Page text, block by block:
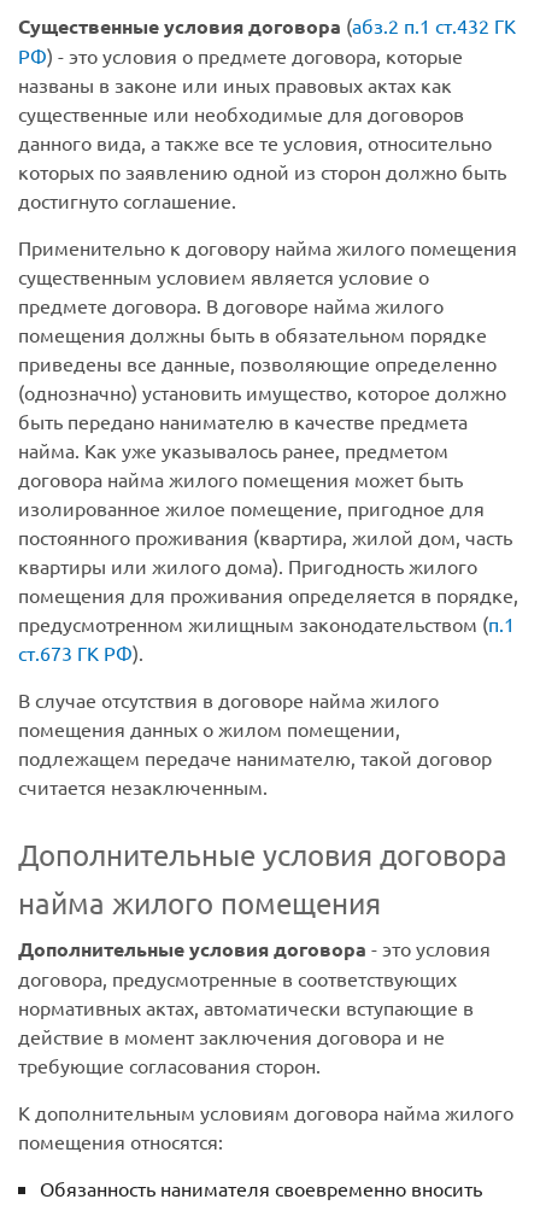
Существенные условия договора (абз.2 п.1 ст.432 ГК
РФ) - это условия о предмете договора, которые
названы в законе или иных правовых актах как
существенные или необходимые для договоров
данного вида, а также все те условия, относительно
которых по заявлению одной из сторон должно быть
достигнуто соглашение.
Применительно к договору найма жилого помещения
существенным условием является условие о
предмете договора. В договоре найма жилого
помещения должны быть в обязательном порядке
приведены все данные, позволяющие определенно
(однозначно) установить имущество, которое должно
быть передано нанимателю в качестве предмета
найма. Как уже указывалось ранее, предметом
договора найма жилого помещения может быть
изолированное жилое помещение, пригодное для
постоянного проживания (квартира, жилой дом, часть
квартиры или жилого дома). Пригодность жилого
помещения для проживания определяется в порядке,
предусмотренном жилищным законодательством (п.1
ст.673 ГК РФ).
В случае отсутствия в договоре найма жилого
помещения данных о жилом помещении,
подлежащем передаче нанимателю, такой договор
считается незаключенным.
Дополнительные условия договора
найма жилого помещения
Дополнительные условия договора - это условия
договора, предусмотренные в соответствующих
нормативных актах, автоматически вступающие в
действие в момент заключения договора и не
требующие согласования сторон.
К дополнительным условиям договора найма жилого
помещения относятся:
Обязанность нанимателя своевременно вносить